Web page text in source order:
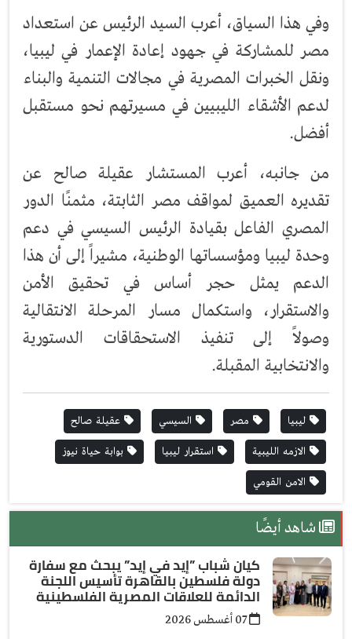
وفي هذا السياق، أعرب السيد الرئيس عن استعداد
مصر للمشاركة في جهود إعادة الإعمار في ليبيا،
ونقل الخبرات المصرية في مجالات التنمية والبناء
لدعم الأشقاء الليبيين في مسيرتهم نحو مستقبل
أفضل.
من جانبه، أعرب المستشار عقيلة صالح عن
تقديره العميق لمواقف مصر الثابتة، مثمنًا الدور
المصري الفاعل بقيادة الرئيس السيسي في دعم
وحدة ليبيا ومؤسساتها الوطنية، مشيراً إلى أن هذا
الدعم يمثل حجر أساس في تحقيق الأمن
والاستقرار، واستكمال مسار المرحلة الانتقالية
وصولاً إلى تنفيذ الاستحقاقات الدستورية
والانتخابية المقبلة.
ليبيا مصر السيسي
عقيلة صالح
الازمه الليبية
استقرار ليبيا
بوابة حياة نيوز
الامن القومي
شاهد أيضًا
كيان شباب ”إيد في إيد” يبحث مع سفارة
دولة فلسطين بالقاهرة تأسيس اللجنة
الدائمة للعلاقات المصرية الفلسطينية
07 أغسطس 2026